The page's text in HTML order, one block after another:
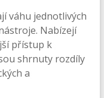
váhu jednotlivých
Nabízejí
přístup k
shrnuty rozdíly
a